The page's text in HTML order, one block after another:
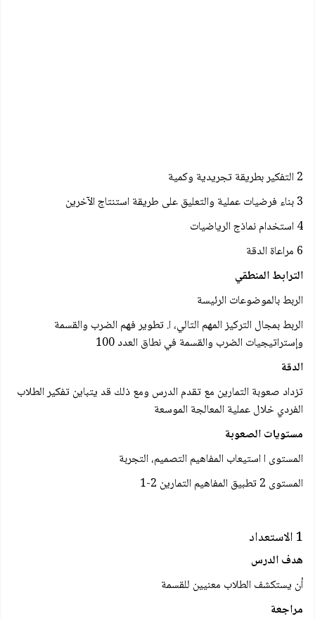
2 التفكير بطريقة تجريدية وكمية
3 بناء فرضیات عملية والتعليق على طريقة استنتاج الآخرين
4 استخدام نماذج الرياضيات
6 مراعاة الدقة
الترابط المنطقي
الربط بالموضوعات الرئيسة
الربط بمجال التركيز المهم التالي، ا. تطوير فهم الضرب والقسمة
وإستراتيجيات الضرب والقسمة في نطاق العدد 100
الدقة
تزداد صعوبة التمارين مع تقدم الدرس ومع ذلك قد يتباین تفكير الطلاب
الفردي خلال عملية المعالجة الموسعة
مستويات الصعوبة
المستوى ا استيعاب المفاهيم التصميم، التجربة
المستوى 2 تطبيق المفاهيم التمارين 2-1
1 الاستعداد
هدف الدرس
أن يستكشف الطلاب معنيين للقسمة
مراجعة